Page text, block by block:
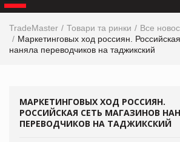
TradeMaster Товари та ринки
Все
Маркетинговых ход россиян.
наняла переводчиков на таджикский
МАРКЕТИНГОВЫХ ХОД РОССИЯН.
РОССИЙСКАЯ СЕТЬ МАГАЗИНОВ
ПЕРЕВОДЧИКОВ НА ТАДЖИКСКИЙ